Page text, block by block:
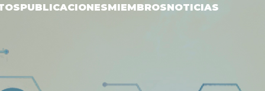
PUBLICACIONESMIEMBROSNOTICIAS